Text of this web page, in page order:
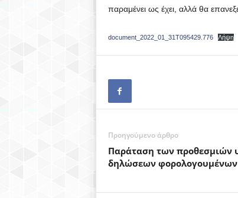
Ο
Υ
Σ
(
παραμένει ως έχει, αλλά θα
document_2022_01_31T095429.776 Λήψη
Προηγούμενο άρθρο
Παράταση των προθεσμιών
δηλώσεων φορολογουμένων